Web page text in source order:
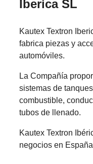
Iberica SL
Kautex Textron
fabrica piezas y
automóviles.
La Compañía
sistemas de
combustible,
tubos de llenado.
Kautex Textron
negocios en